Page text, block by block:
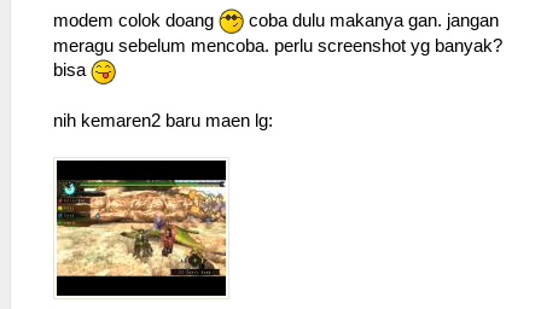
modem colok doang
coba dulu makanya gan. jangan
meragu sebelum mencoba. perlu screenshot yg banyak?
bisa
nih kemaren2 baru maen lg: